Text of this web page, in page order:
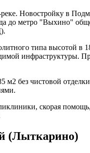
Новостройку в
до метро "Выхино"
типа высотой в
инфраструктуры.
без чистовой
скорая
(Лыткарино)